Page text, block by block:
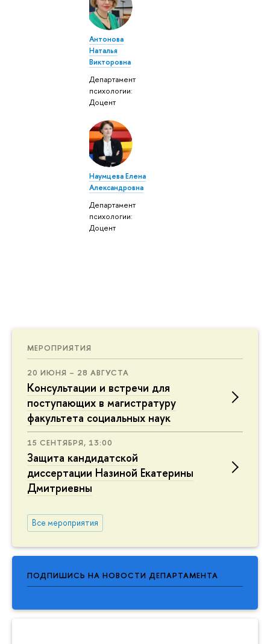
МЕРОПРИЯТИЯ
20 ИЮНЯ – 28 АВГУСТА
Консультации и встречи для
поступающих в магистратуру
факультета социальных наук
15 СЕНТЯБРЯ, 13:00
Защита кандидатской
диссертации Назиной Екатерины
Дмитриевны
Все мероприятия
ПОДПИШИСЬ НА НОВОСТИ ДЕПАРТАМЕНТА
Антонова
Наталья
Викторовна
Департамент
психологии:
Доцент
Наумцева Елена
Александровна
Департамент
психологии:
Доцент